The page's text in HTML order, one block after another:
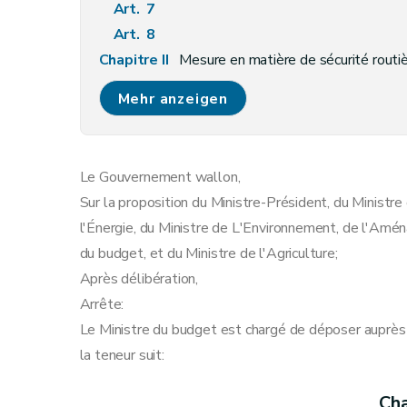
Art. 7
Art. 8
Chapitre II Mesure en matière de sécurité
Art. 9
Chapitre III Mesure en matière de travaux
Section 1re
Modifications apportées au décret du
Art. 11
Section 2 Modifications aux dispositions du
Art. 12
Art. 13
Art. 15
Art. 16
Mehr anzeigen
Le Gouvernement wallon,
Sur la proposition du Ministre-Président, du
l'Énergie, du Ministre de L'Environnement, de
du budget, et du Ministre de l'Agriculture;
Après délibération,
Arrête:
Le Ministre du budget est chargé de déposer
la teneur suit: